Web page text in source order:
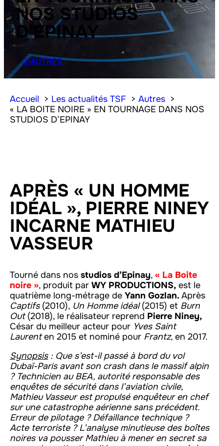
NOS STUDIOS
D’EPINAY
AUTRES
Accueil Les actualités TSF
Autres
« LA BOITE NOIRE » EN TOURNAGE DANS NOS
STUDIOS D’EPINAY
APRÈS « UN HOMME
IDÉAL », PIERRE NINEY
INCARNE MATHIEU
VASSEUR
Tourné dans nos studios d’Epinay, « La Boite
noire », produit par WY PRODUCTIONS, est le
quatrième long-métrage de Yann Gozlan. Après
Captifs(2010), Un Homme idéal(2015) et Burn
Out(2018), le réalisateur reprend Pierre Niney,
César du meilleur acteur pour Yves Saint
Laurenten 2015 et nominé pour Frantz, en 2017.
Synopsis: Que s’est-il passé à bord du vol
Dubaï-Paris avant son crash dans le massif alpin
? Technicien au BEA, autorité responsable des
enquêtes de sécurité dans l’aviation civile,
Mathieu Vasseur est propulsé enquêteur en chef
sur une catastrophe aérienne sans précédent.
Erreur de pilotage ? Défaillance technique ?
Acte terroriste ? L’analyse minutieuse des boîtes
noires va pousser Mathieu à mener en secret sa